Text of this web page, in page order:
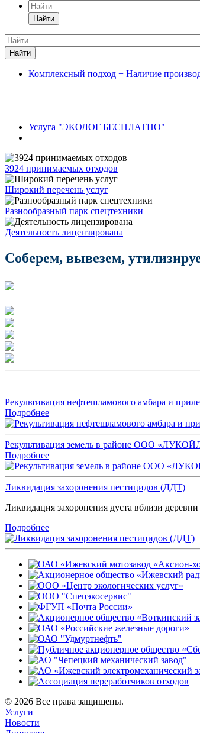
Найти
Найти
Комплексный подход + Наличие
Услуга "ЭКОЛОГ БЕСПЛАТНО"
3924 принимаемых отходов
Широкий перечень услуг
Разнообразный парк спецтехники
Деятельность лицензирована
Соберем, вывезем,
Рекультивация нефтешламового амбара и
Подробнее
Рекультивация земель в районе ООО «ЛУКОЙЛ
Подробнее
Ликвидация захоронения пестицидов (ДДТ)
Ликвидация захоронения дуста вблизи
Подробнее
© 2026 Все права защищены.
Услуги
Новости